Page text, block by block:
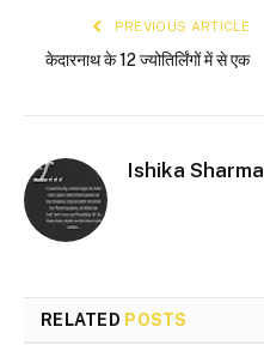
PREVIOUS ARTICLE
केदारनाथ के 12 ज्योतिर्लिंगों में से एक
Ishika Sharma
RELATED POSTS